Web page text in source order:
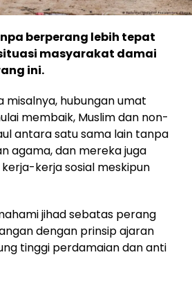
berperang lebih tepat
masyarakat damai
ini.
misalnya, hubungan umat
membaik, Muslim dan non-
antara satu sama lain tanpa
agama, dan mereka juga
kerja sosial meskipun
jihad sebatas perang
dengan prinsip ajaran
tinggi perdamaian dan anti